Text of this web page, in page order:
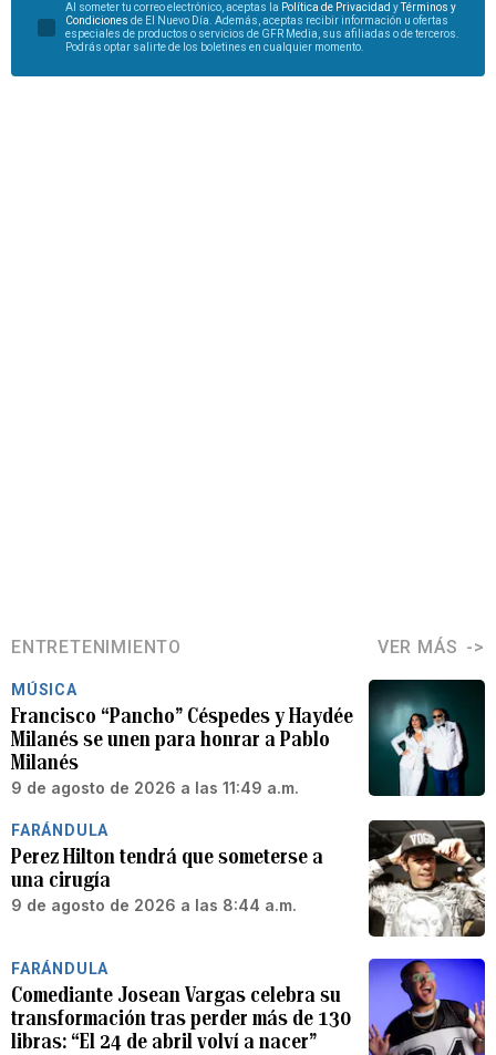
Al someter tu correo electrónico, aceptas la Política de Privacidad yTérminos y
Condiciones de El Nuevo Día. Además, aceptas recibir información u ofertas
especiales de productos o servicios de GFR Media, sus afiliadas o de terceros.
Podrás optar salirte de los boletines en cualquier momento.
ENTRETENIMIENTO VER MÁS
MÚSICA
Francisco “Pancho” Céspedes y Haydée
Milanés se unen para honrar a Pablo
Milanés
9 de agosto de 2026 a las 11:49 a.m.
FARÁNDULA
Perez Hilton tendrá que someterse a
una cirugía
9 de agosto de 2026 a las 8:44 a.m.
FARÁNDULA
Comediante Josean Vargas celebra su
transformación tras perder más de 130
libras: “El 24 de abril volví a nacer”